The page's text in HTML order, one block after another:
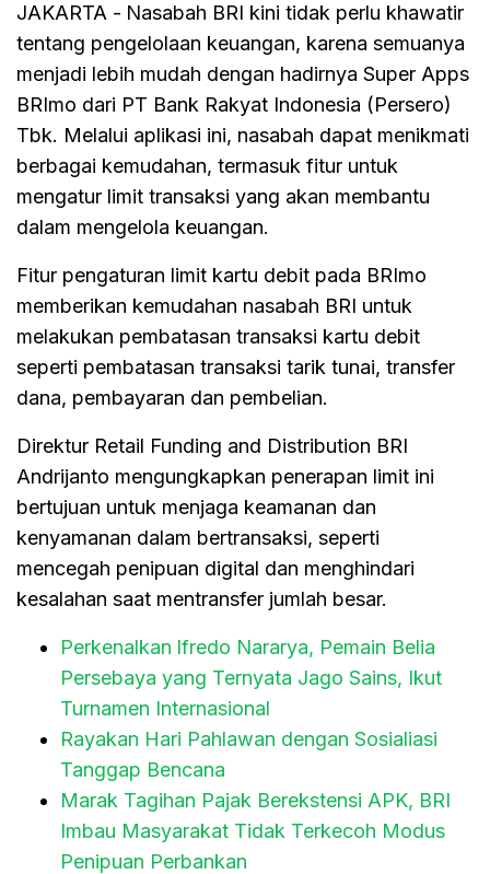
JAKARTA - Nasabah BRI kini tidak perlu khawatir
tentang pengelolaan keuangan, karena semuanya
menjadi lebih mudah dengan hadirnya Super Apps
BRImo dari PT Bank Rakyat Indonesia (Persero)
Tbk. Melalui aplikasi ini, nasabah dapat menikmati
berbagai kemudahan, termasuk fitur untuk
mengatur limit transaksi yang akan membantu
dalam mengelola keuangan.
Fitur pengaturan limit kartu debit pada BRImo
memberikan kemudahan nasabah BRI untuk
melakukan pembatasan transaksi kartu debit
seperti pembatasan transaksi tarik tunai, transfer
dana, pembayaran dan pembelian.
Direktur Retail Funding and Distribution BRI
Andrijanto mengungkapkan penerapan limit ini
bertujuan untuk menjaga keamanan dan
kenyamanan dalam bertransaksi, seperti
mencegah penipuan digital dan menghindari
kesalahan saat mentransfer jumlah besar.
Perkenalkan lfredo Nararya, Pemain Belia
Persebaya yang Ternyata Jago Sains, Ikut
Turnamen Internasional
Rayakan Hari Pahlawan dengan Sosialiasi
Tanggap Bencana
Marak Tagihan Pajak Berekstensi APK, BRI
Imbau Masyarakat Tidak Terkecoh Modus
Penipuan Perbankan